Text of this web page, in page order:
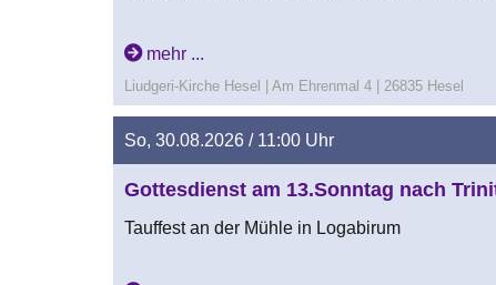
mehr ...
Liudgeri-Kirche Hesel | Am Ehrenmal 4 | 26835 Hesel
So, 30.08.2026 / 11:00 Uhr
Gottesdienst am 13.Sonntag nach
Tauffest an der Mühle in Logabirum